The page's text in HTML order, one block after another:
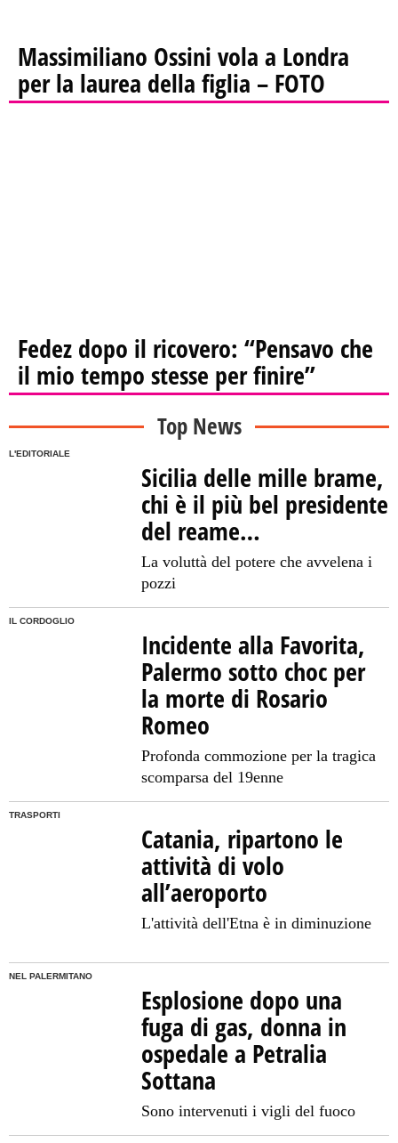
Massimiliano Ossini vola a Londra
per la laurea della figlia – FOTO
Fedez dopo il ricovero: “Pensavo che
il mio tempo stesse per finire”
Top News
L'EDITORIALE
Sicilia delle mille brame,
chi è il più bel presidente
del reame…
La voluttà del potere che avvelena i
pozzi
IL CORDOGLIO
Incidente alla Favorita,
Palermo sotto choc per
la morte di Rosario
Romeo
Profonda commozione per la tragica
scomparsa del 19enne
TRASPORTI
Catania, ripartono le
attività di volo
all’aeroporto
L'attività dell'Etna è in diminuzione
NEL PALERMITANO
Esplosione dopo una
fuga di gas, donna in
ospedale a Petralia
Sottana
Sono intervenuti i vigli del fuoco